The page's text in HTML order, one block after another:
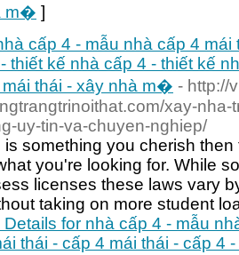
m� ]
cấp 4 - mẫu nhà cấp 4
thiết kế nhà cấp 4 - thiết kế
thái - xây nhà m� - http://
xay-
uy-tin-va-chuyen-nghiep/
is something you cherish
you're looking for. While
licenses these laws vary
taking on more student
Details for nhà cấp 4 - mẫu
thái - cấp 4 mái thái - cấp 4